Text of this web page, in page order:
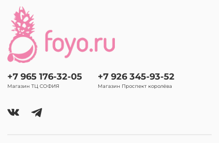
+7 965 176-32-05
Магазин ТЦ СОФИЯ
+7 926 345-93-52
Магазин Проспект королёва